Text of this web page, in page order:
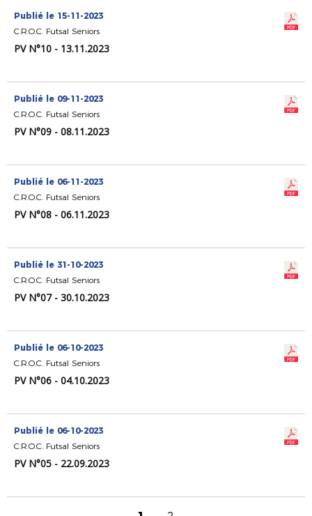
Publié le 15-11-2023
C.R.O.C. Futsal Seniors
PV N°10 - 13.11.2023
Publié le 09-11-2023
C.R.O.C. Futsal Seniors
PV N°09 - 08.11.2023
Publié le 06-11-2023
C.R.O.C. Futsal Seniors
PV N°08 - 06.11.2023
Publié le 31-10-2023
C.R.O.C. Futsal Seniors
PV N°07 - 30.10.2023
Publié le 06-10-2023
C.R.O.C. Futsal Seniors
PV N°06 - 04.10.2023
Publié le 06-10-2023
C.R.O.C. Futsal Seniors
PV N°05 - 22.09.2023